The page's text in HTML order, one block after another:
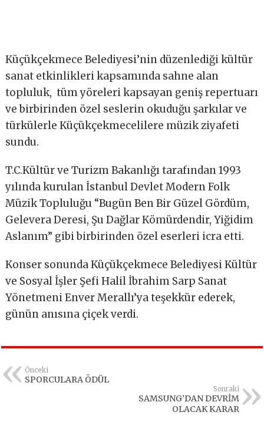
Küçükçekmece Belediyesi’nin düzenlediği kültür
sanat etkinlikleri kapsamında sahne alan
topluluk, tüm yöreleri kapsayan geniş repertuarı
ve birbirinden özel seslerin okuduğu şarkılar ve
türkülerle Küçükçekmecelilere müzik ziyafeti
sundu.
T.C.Kültür ve Turizm Bakanlığı tarafından 1993
yılında kurulan İstanbul Devlet Modern Folk
Müzik Topluluğu “Bugün Ben Bir Güzel Gördüm,
Gelevera Deresi, Şu Dağlar Kömürdendir, Yiğidim
Aslanım” gibi birbirinden özel eserleri icra etti.
Konser sonunda Küçükçekmece Belediyesi Kültür
ve Sosyal İşler Şefi Halil İbrahim Sarp Sanat
Yönetmeni Enver Merallı’ya teşekkür ederek,
günün anısına çiçek verdi.
Önceki
SPORCULARA ÖDÜL
Sonraki
SAMSUNG’DAN DEVRİM
OLACAK KARAR